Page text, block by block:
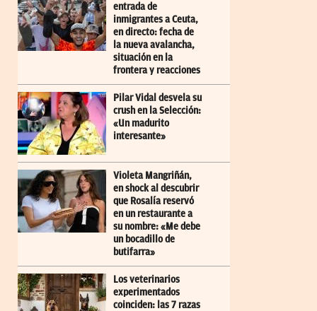
entrada de
inmigrantes a Ceuta,
en directo: fecha de
la nueva avalancha,
situación en la
frontera y reacciones
Pilar Vidal desvela su
crush en la Selección:
«Un madurito
interesante»
Violeta Mangriñán,
en shock al descubrir
que Rosalía reservó
en un restaurante a
su nombre: «Me debe
un bocadillo de
butifarra»
Los veterinarios
experimentados
coinciden: las 7 razas